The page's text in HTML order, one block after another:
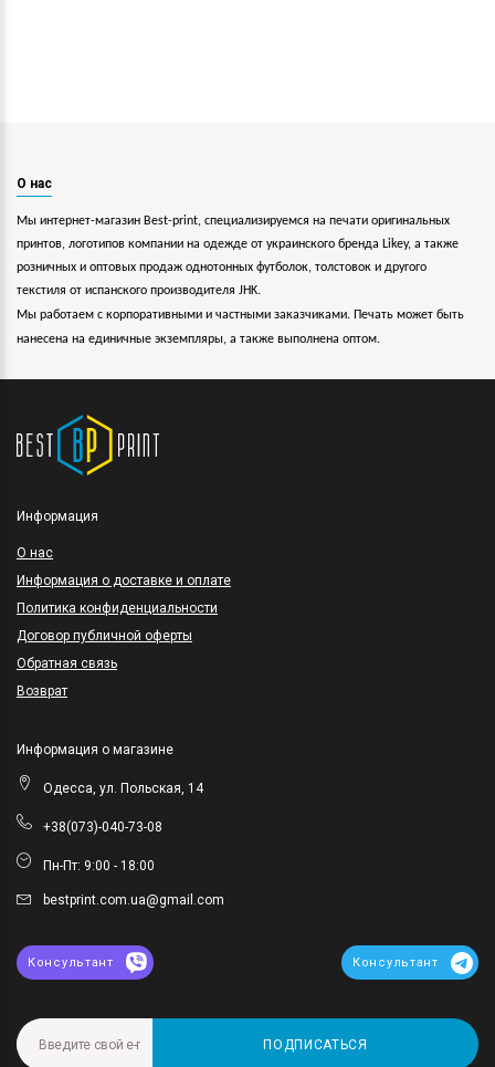
О нас
Мы интернет-магазин Best-print, специализируемся на печати оригинальных
принтов, логотипов компании на одежде от украинского бренда Likey, а также
розничных и оптовых продаж однотонных футболок, толстовок и другого
текстиля от испанского производителя JHK.
Мы работаем с корпоративными и частными заказчиками. Печать может быть
нанесена на единичные экземпляры, а также выполнена оптом.
Информация
O нас
Информация о доставке и оплате
Политика конфиденциальности
Договор публичной оферты
Обратная связь
Возврат
Информация о магазине
Одесса, ул. Польская, 14
+38(073)-040-73-08
Пн-Пт: 9:00 - 18:00
bestprint.com.ua@gmail.com
Консультант Консультант
ПОДПИСАТЬСЯ